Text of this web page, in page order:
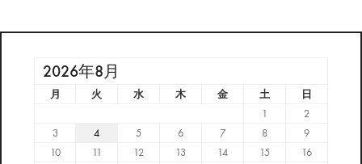
2026年8月
月 火 水 木 金 土
日
1
2
3
4 5 6 7 8
9
10
11 12 13 14 15
16